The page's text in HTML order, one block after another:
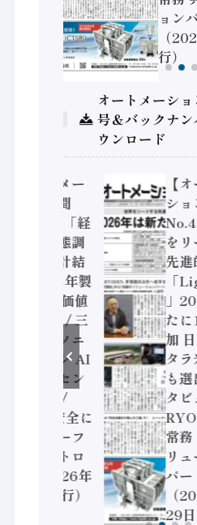
ョン
（
行）
オートメーシ
号＆バックナ
ウンロード
【オートメー
ション新聞
No.455】「経
済構造実態調
査二次集計結
果」2024年製
造業 付加価値
額86兆円 / 三
菱電機とソニ
ーセミコン AI
ビジョンセン
サで協業 /
IDEC、安全に
動かすセーフ
ティコントロ
ーラ（2026年
8月5日発行）
【オ
ショ
をリ
先進
「
」
た
加
タラ
も
タビ
常務
リュ
パ
（
29日